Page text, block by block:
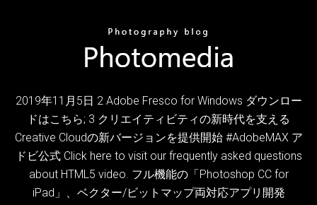
2019年11月5日 2 Adobe Fresco for Windows ダウンロー
ドはこちら; 3 クリエイティビティの新時代を支える
Creative Cloudの新バージョンを提供開始 #AdobeMAX ア
ドビ公式 Click here to visit our frequently asked questions
about HTML5 video. フル機能の「Photoshop CC for
iPad」、ベクター/ビットマップ両対応アプリ開発